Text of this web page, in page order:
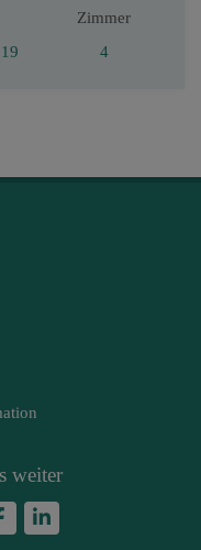
Zimmer
4
weiter